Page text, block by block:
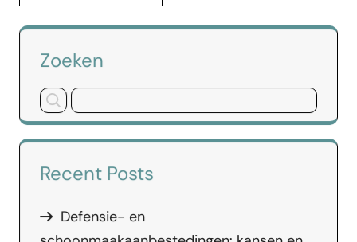
Zoeken
Recent Posts
Defensie- en